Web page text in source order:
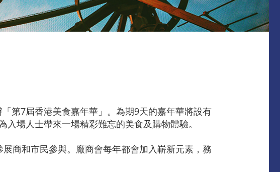
第7屆香港美食嘉年華」。為期9天的嘉年華將設有
場人士帶來一場精彩難忘的美食及購物體驗。
商和市民參與。廠商會每年都會加入嶄新元素，務